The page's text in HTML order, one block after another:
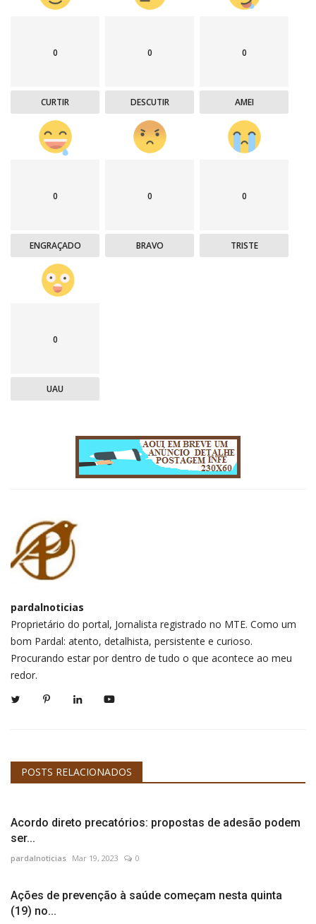
0
CURTIR
0
DESCUTIR
0
AMEI
0
ENGRAÇADO
0
BRAVO
0
TRISTE
0
UAU
pardalnoticias
Proprietário do portal, Jornalista registrado no MTE. Como um
bom Pardal: atento, detalhista, persistente e curioso.
Procurando estar por dentro de tudo o que acontece ao meu
redor.
POSTS RELACIONADOS
Acordo direto precatórios: propostas de adesão podem
ser...
pardalnoticias Mar 19, 2023 0
Ações de prevenção à saúde começam nesta quinta
(19) no...